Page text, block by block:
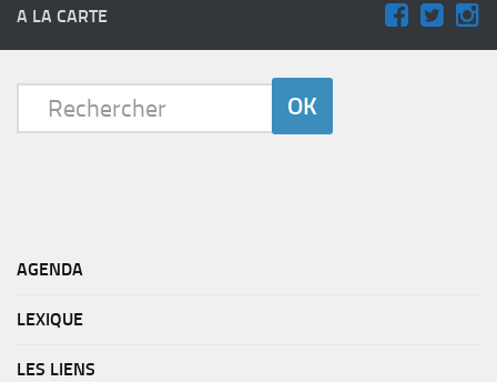
A LA CARTE
AGENDA
LEXIQUE
LES LIENS